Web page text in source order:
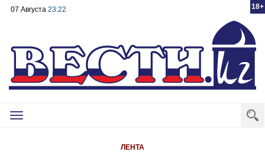
18+
07 Августа 23:22
Toggle
ЛЕНТА